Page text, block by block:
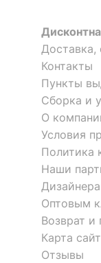
Материал
Тип
обивки
Компоненты,
входящие в
комплект
Количество
мест
Доставка,
Контакты
Пункты
Сборка и
О
Условия
Политика
Наши
Оптовым
Возврат и
Карта
Отзывы